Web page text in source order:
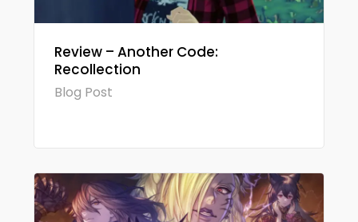
Review – Another Code:
Recollection
Blog Post